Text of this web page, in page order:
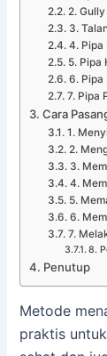
2.
3.
4. Pipa
5. Pipa
6. Pipa
7. Pipa
Cara
1.
2.
3.
4.
5.
6.
7.
8.
Penutup
Metode
praktis